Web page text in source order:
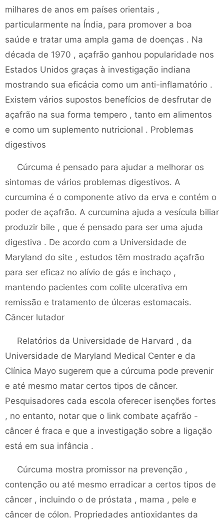
milhares de anos em países orientais ,
particularmente na Índia, para promover a boa
saúde e tratar uma ampla gama de doenças . Na
década de 1970 , açafrão ganhou popularidade nos
Estados Unidos graças à investigação indiana
mostrando sua eficácia como um anti-inflamatório .
Existem vários supostos benefícios de desfrutar de
açafrão na sua forma tempero , tanto em alimentos
e como um suplemento nutricional . Problemas
digestivos
Cúrcuma é pensado para ajudar a melhorar os
sintomas de vários problemas digestivos. A
curcumina é o componente ativo da erva e contém o
poder de açafrão. A curcumina ajuda a vesícula biliar
produzir bile , que é pensado para ser uma ajuda
digestiva . De acordo com a Universidade de
Maryland do site , estudos têm mostrado açafrão
para ser eficaz no alívio de gás e inchaço ,
mantendo pacientes com colite ulcerativa em
remissão e tratamento de úlceras estomacais.
Câncer lutador
Relatórios da Universidade de Harvard , da
Universidade de Maryland Medical Center e da
Clínica Mayo sugerem que a cúrcuma pode prevenir
e até mesmo matar certos tipos de câncer.
Pesquisadores cada escola oferecer isenções fortes
, no entanto, notar que o link combate açafrão -
câncer é fraca e que a investigação sobre a ligação
está em sua infância .
Cúrcuma mostra promissor na prevenção ,
contenção ou até mesmo erradicar a certos tipos de
câncer , incluindo o de próstata , mama , pele e
câncer de cólon. Propriedades antioxidantes da